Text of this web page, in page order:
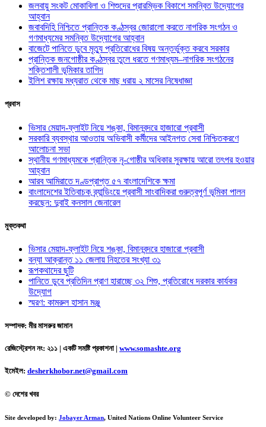
জলবায়ু সংকট মোকাবিলা ও শিশুদের প্রারম্ভিক বিকাশে সমন্বিত উদ্যোগের
আহ্বান
জবাবদিহি নিশ্চিতে প্রান্তিক কণ্ঠস্বর জোরালো করতে নাগরিক সংগঠন ও
গণমাধ্যমের সমন্বিত উদ্যোগের আহ্বান
বাজেটে পানিতে ডুবে মৃত্যু প্রতিরোধের বিষয় অন্তর্ভুক্ত করবে সরকার
প্রান্তিক জনগোষ্ঠীর কণ্ঠস্বর তুলে ধরতে গণমাধ্যম–নাগরিক সংগঠনের
শক্তিশালী ভূমিকার তাগিদ
ইলিশ রক্ষায় মধ্যরাত থেকে মাছ ধরায় ২ মাসের নিষেধাজ্ঞা
প্রবাস
ভিসার মেয়াদ-ফ্লাইট নিয়ে শঙ্কা, বিমানবন্দরে হাজারো প্রবাসী
সরকারি ব্যবস্থার আওতায় অভিবাসী কর্মীদের আইনগত সেবা নিশ্চিতকরণে
আলোচনা সভা
স্থানীয় গণমাধ্যমকে প্রান্তিক নৃ-গোষ্ঠীর অধিকার সুরক্ষায় আরো তৎপর হওয়ার
আহ্বান
আরব আমিরাতে দণ্ডপ্রাপ্ত ৫৭ বাংলাদেশিকে ক্ষমা
বাংলাদেশের ইতিবাচক ব্র্যান্ডিংয়ে প্রবাসী সাংবাদিকরা গুরুত্বপূর্ণ ভূমিকা পালন
করছেন: দুবাই কনসাল জেনারেল
মুক্তকথা
ভিসার মেয়াদ-ফ্লাইট নিয়ে শঙ্কা, বিমানবন্দরে হাজারো প্রবাসী
বন্যা আক্রান্ত ১১ জেলায় নিহতের সংখ্যা ৩১
রূপকথাদের ছুটি
পানিতে ডুবে প্রতিদিন প্রাণ হারাচ্ছে ৩২ শিশু, প্রতিরোধে দরকার কার্যকর
উদ্যোগ
স্মরণ: কামরুল হাসান মঞ্জু
সম্পাদক: মীর মাসরুর জামান
রেজিস্ট্রেশন নং: ২১১ | একটি সমষ্টি প্রকাশনা | www.somashte.org
ইমেইল: desherkhobor.net@gmail.com
© দেশের খবর
Site developed by: Jobayer Arman, United Nations Online Volunteer Service